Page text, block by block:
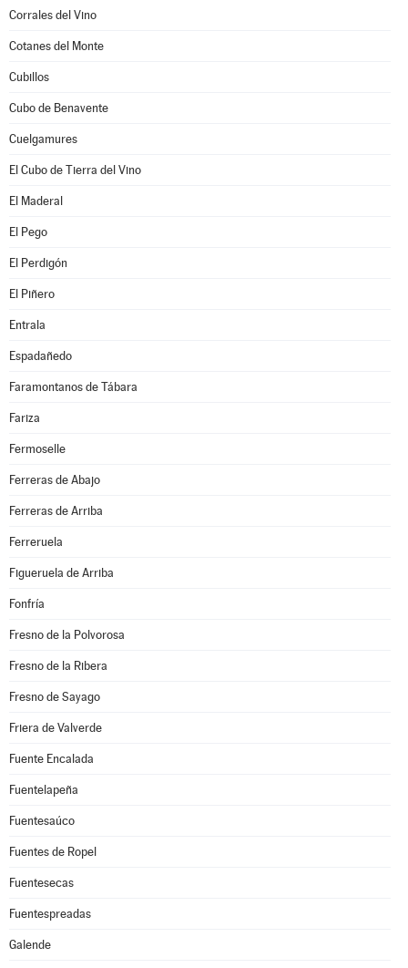
Corrales del Vino
Cotanes del Monte
Cubillos
Cubo de Benavente
Cuelgamures
El Cubo de Tierra del Vino
El Maderal
El Pego
El Perdigón
El Piñero
Entrala
Espadañedo
Faramontanos de Tábara
Fariza
Fermoselle
Ferreras de Abajo
Ferreras de Arriba
Ferreruela
Figueruela de Arriba
Fonfría
Fresno de la Polvorosa
Fresno de la Ribera
Fresno de Sayago
Friera de Valverde
Fuente Encalada
Fuentelapeña
Fuentesaúco
Fuentes de Ropel
Fuentesecas
Fuentespreadas
Galende